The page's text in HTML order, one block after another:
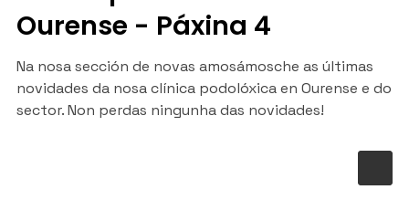
Ourense - Páxina 4
Na nosa sección de novas amosámosche as últimas
novidades da nosa clínica podolóxica en Ourense e do
sector. Non perdas ningunha das novidades!